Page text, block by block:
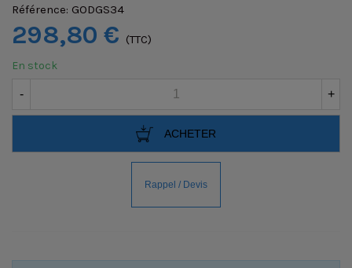
Référence: GODGS34
298,80 € (TTC)
En stock
- +
ACHETER